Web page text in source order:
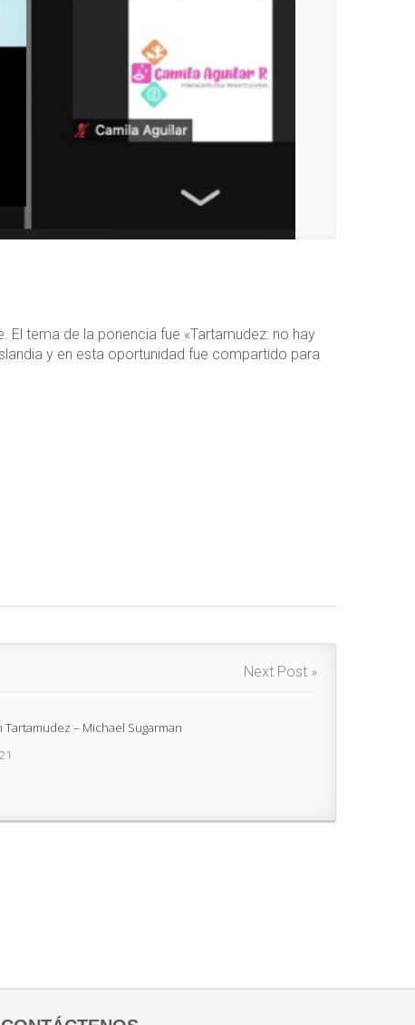
tema de la ponencia fue «Tartamudez: no hay
y en esta oportunidad fue compartido para
Next Post »
– Michael Sugarman